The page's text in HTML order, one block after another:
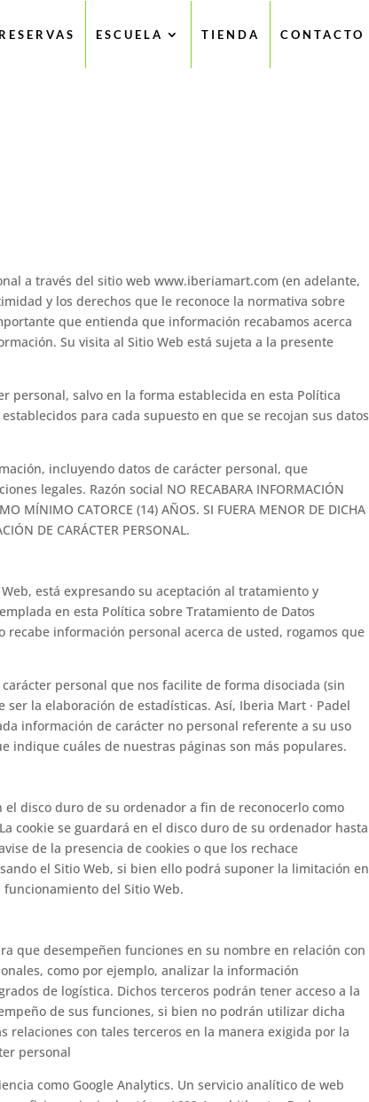
RESERVAS ESCUELA TIENDA CONTACTO
a través del sitio web www.iberiamart.com (en adelante,
y los derechos que le reconoce la normativa sobre
que entienda que información recabamos acerca
Su visita al Sitio Web está sujeta a la presente
personal, salvo en la forma establecida en esta Política
para cada supuesto en que se recojan sus datos
incluyendo datos de carácter personal, que
legales. Razón social NO RECABARA INFORMACIÓN
MÍNIMO CATORCE (14) AÑOS. SI FUERA MENOR DE DICHA
DE CARÁCTER PERSONAL.
está expresando su aceptación al tratamiento y
en esta Política sobre Tratamiento de Datos
recabe información personal acerca de usted, rogamos que
personal que nos facilite de forma disociada (sin
la elaboración de estadísticas. Así, Iberia Mart · Padel
información de carácter no personal referente a su uso
indique cuáles de nuestras páginas son más populares.
el disco duro de su ordenador a fin de reconocerlo como
cookie se guardará en el disco duro de su ordenador hasta
de la presencia de cookies o que los rechace
el Sitio Web, si bien ello podrá suponer la limitación en
del Sitio Web.
que desempeñen funciones en su nombre en relación con
como por ejemplo, analizar la información
de logística. Dichos terceros podrán tener acceso a la
de sus funciones, si bien no podrán utilizar dicha
con tales terceros en la manera exigida por la
personal
como Google Analytics. Un servicio analítico de web